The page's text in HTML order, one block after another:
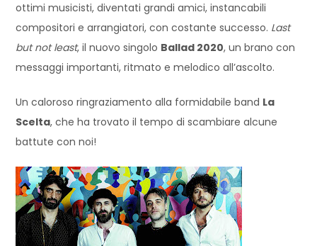
ottimi musicisti, diventati grandi amici, instancabili
compositori e arrangiatori, con costante successo. Last
but not least, il nuovo singolo Ballad 2020, un brano con
messaggi importanti, ritmato e melodico all’ascolto.
Un caloroso ringraziamento alla formidabile band La
Scelta, che ha trovato il tempo di scambiare alcune
battute con noi!